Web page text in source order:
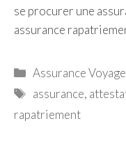
se procurer une
assurance
Catégories
Assurance Voyage
Étiquettes
assurance,
rapatriement